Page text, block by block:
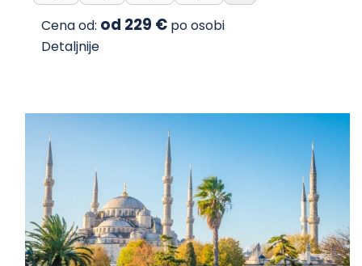
Cena od: od 229 € po osobi
Detaljnije